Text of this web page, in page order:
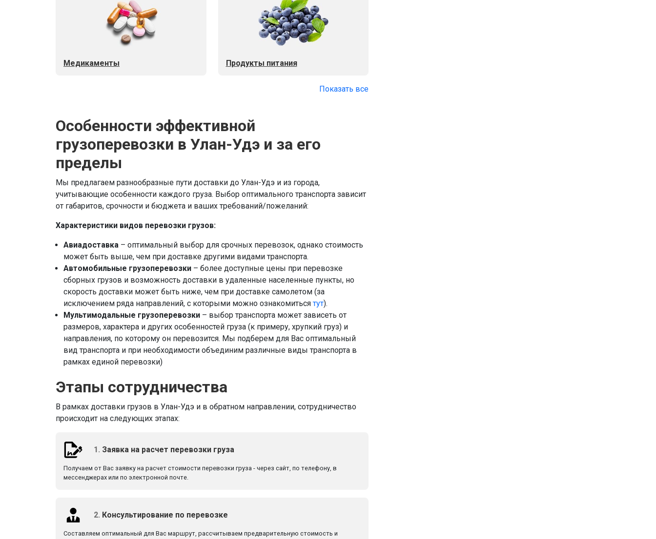
Медикаменты Продукты питания
Показать все
Особенности эффективной
грузоперевозки в Улан-Удэ и за его
пределы
Мы предлагаем разнообразные пути доставки до Улан-Удэ и из города,
учитывающие особенности каждого груза. Выбор оптимального транспорта зависит
от габаритов, срочности и бюджета и ваших требований/пожеланий:
Характеристики видов перевозки грузов:
Авиадоставка – оптимальный выбор для срочных перевозок, однако стоимость
может быть выше, чем при доставке другими видами транспорта.
Автомобильные грузоперевозки – более доступные цены при перевозке
сборных грузов и возможность доставки в удаленные населенные пункты, но
скорость доставки может быть ниже, чем при доставке самолетом (за
исключением ряда направлений, с которыми можно ознакомиться тут).
Мультимодальные грузоперевозки – выбор транспорта может зависеть от
размеров, характера и других особенностей груза (к примеру, хрупкий груз) и
направления, по которому он перевозится. Мы подберем для Вас оптимальный
вид транспорта и при необходимости объединим различные виды транспорта в
рамках единой перевозки)
Этапы сотрудничества
В рамках доставки грузов в Улан-Удэ и в обратном направлении, сотрудничество
происходит на следующих этапах:
1. Заявка на расчет перевозки груза
Получаем от Вас заявку на расчет стоимости перевозки груза - через сайт, по телефону, в
мессенджерах или по электронной почте.
2. Консультирование по перевозке
Составляем оптимальный для Вас маршрут, рассчитываем предварительную стоимость и